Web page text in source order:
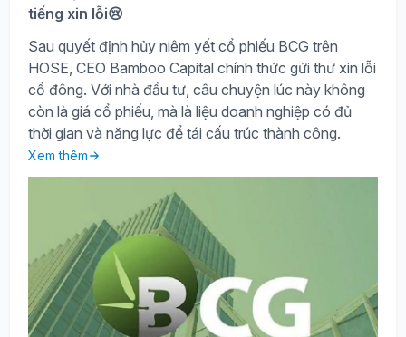
tiếng xin lỗi😢
Sau quyết định hủy niêm yết cổ phiếu BCG trên
HOSE, CEO Bamboo Capital chính thức gửi thư xin lỗi
cổ đông. Với nhà đầu tư, câu chuyện lúc này không
còn là giá cổ phiếu, mà là liệu doanh nghiệp có đủ
thời gian và năng lực để tái cấu trúc thành công.
Xem thêm